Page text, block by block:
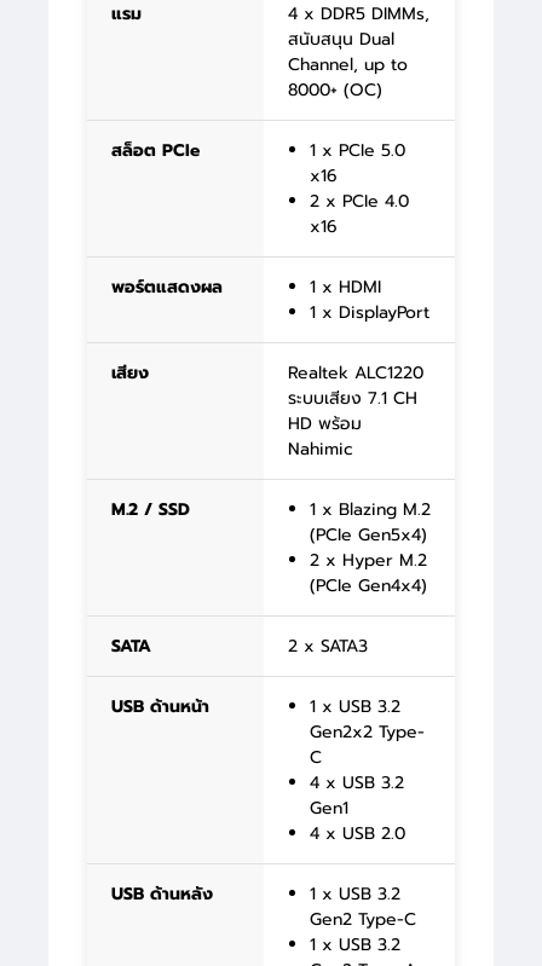
แรม
4 x DDR5 DIMMs,
สนับสนุน Dual
Channel, up to
8000+ (OC)
สล็อต PCIe
1 x PCIe 5.0
x16
2 x PCIe 4.0
x16
พอร์ตแสดงผล
1 x HDMI
1 x DisplayPort
เสียง
Realtek ALC1220
ระบบเสียง 7.1 CH
HD พร้อม
Nahimic
M.2 / SSD
1 x Blazing M.2
(PCIe Gen5x4)
2 x Hyper M.2
(PCIe Gen4x4)
SATA 2 x SATA3
USB ด้านหน้า
1 x USB 3.2
Gen2x2 Type-
C
4 x USB 3.2
Gen1
4 x USB 2.0
USB ด้านหลัง
1 x USB 3.2
Gen2 Type-C
1 x USB 3.2